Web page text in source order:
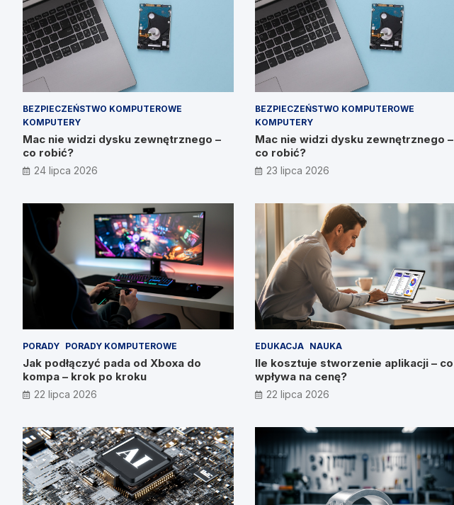
BEZPIECZEŃSTWO KOMPUTEROWE
KOMPUTERY
Mac nie widzi dysku zewnętrznego –
co robić?
24 lipca 2026
BEZPIECZEŃSTWO KOMPUTEROWE
KOMPUTERY
Mac nie widzi dysku zewnętrznego –
co robić?
23 lipca 2026
PORADY PORADY KOMPUTEROWE
Jak podłączyć pada od Xboxa do
kompa – krok po kroku
22 lipca 2026
EDUKACJA NAUKA
Ile kosztuje stworzenie aplikacji – co
wpływa na cenę?
22 lipca 2026